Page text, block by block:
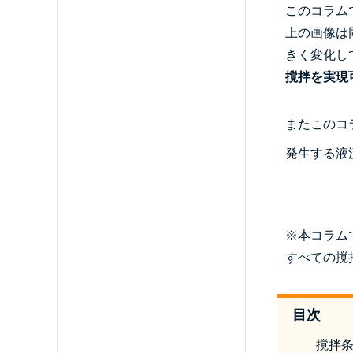
このコラ
上の画像は
きく変化
撹拌を実現
またこの
発生する液
※本コラム
すべての撹
目次
撹拌